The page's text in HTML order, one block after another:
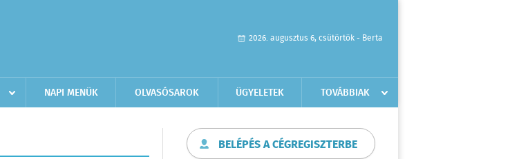
2026. augusztus 6, csütörtök - Berta
NAPI MENÜK OLVASÓSAROK ÜGYELETEK TOVÁBBIAK
BELÉPÉS A CÉGREGISZTERBE